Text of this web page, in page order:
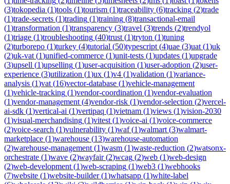
(3)tokopedia (1)tools (1)tourism (1)traceability (6)tracking (2)trade
(1)trade-secrets (1)trading (1)training (8)transactional-email
(1)transformation (1)transparency (3)travel (3)trends (2)trendyol
(1)triage (1)troubleshooting (40)trust (1)tryton (1)tuning
(2)turborepo (1)turkey (4)tutorial (50)typescript (4)uae (3)uat (1)uk
(2)uk-vat (1)unified-commerce (1)unit-tests (1)updates (1)upgrade
(3)upsell (1)upselling (1)user-acquisition (1)user-adoption (2)user-
experience (3)utilization (1)ux (1)v4 (1)validation (1)variance-
analysis (1)vat (16)vector-database (1)vehicle-management
(1)vehicle-tracking (1)vendor-coordination (1)vendor-evaluation
(1)vendor-management (4)vendor-risk (1)vendor-selection (2)vercel-
ai-sdk (1)vertical-ai (1)vertipaq (1)vietnam (1)views (1)vision-2030
(1)visual-merchandising (1)vitest (1)voice-ai (1)voice-commerce
(2)voice-search (1)vulnerability (1)waf(1)walmart (3)walmart-
marketplace (1)warehouse (13)warehouse-automation
(2)warehouse-management (1)wasm (1)waste-reduction (2)watsonx-
orchestrate (1)wave (2)wayfair(2)wcag (2)web (1)web-design
(2)web-development (1)web-scraping (1)web3 (1)webhooks
(7)website (1)website-builder(1)whatsapp (1)white-label